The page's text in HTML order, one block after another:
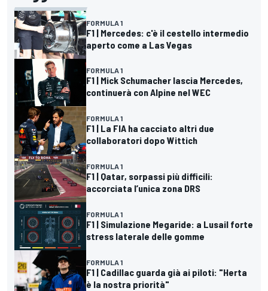
FORMULA 1
F1 | Mercedes: c'è il cestello intermedio
aperto come a Las Vegas
FORMULA 1
F1 | Mick Schumacher lascia Mercedes,
continuerà con Alpine nel WEC
FORMULA 1
F1 | La FIA ha cacciato altri due
collaboratori dopo Wittich
FORMULA 1
F1 | Qatar, sorpassi più difficili:
accorciata l’unica zona DRS
FORMULA 1
F1 | Simulazione Megaride: a Lusail forte
stress laterale delle gomme
FORMULA 1
F1 | Cadillac guarda già ai piloti: "Herta
è la nostra priorità"